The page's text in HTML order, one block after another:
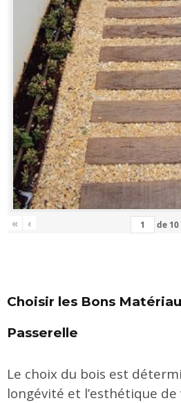
« ‹ de 10
Choisir les Bons
Passerelle
Le choix du bois est
longévité et l’esthétique